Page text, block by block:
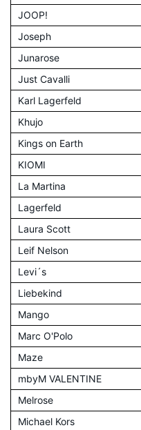
JOOP!
Joseph
Junarose
Just Cavalli
Karl Lagerfeld
Khujo
Kings on Earth
KIOMI
La Martina
Lagerfeld
Laura Scott
Leif Nelson
Levi´s
Liebekind
Mango
Marc O'Polo
Maze
mbyM VALENTINE
Melrose
Michael Kors